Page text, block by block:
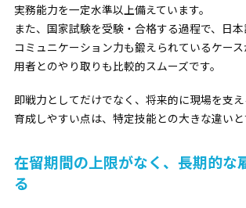
実務能力を一定水準以上備えています。
また、国家試験を受験・合格する過程で、日
コミュニケーション力も鍛えられているケー
用者とのやり取りも比較的スムーズです。
即戦力としてだけでなく、将来的に現場を支
育成しやすい点は、特定技能との大きな違いと
在留期間の上限がなく、長期的な
る